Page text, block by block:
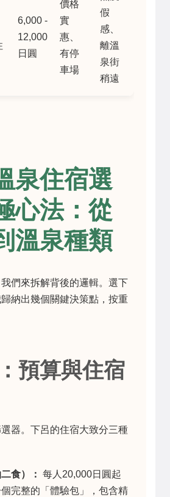
6,000 -
12,000
日圓
價格
實
惠、
有停
車場
假
感、
離溫
泉街
稍遠
泉住宿選
心法：從
溫泉種類
們來拆解背後的邏輯。選下
納出幾個關鍵決策點，按重
預算與住宿
器。下呂的住宿大致分三種
食）： 每人20,000日圓起
完整的「體驗包」，包含精